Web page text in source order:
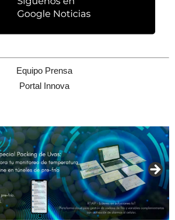
Equipo Prensa
Portal Innova